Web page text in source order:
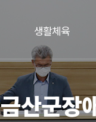
생활체육
금산군장